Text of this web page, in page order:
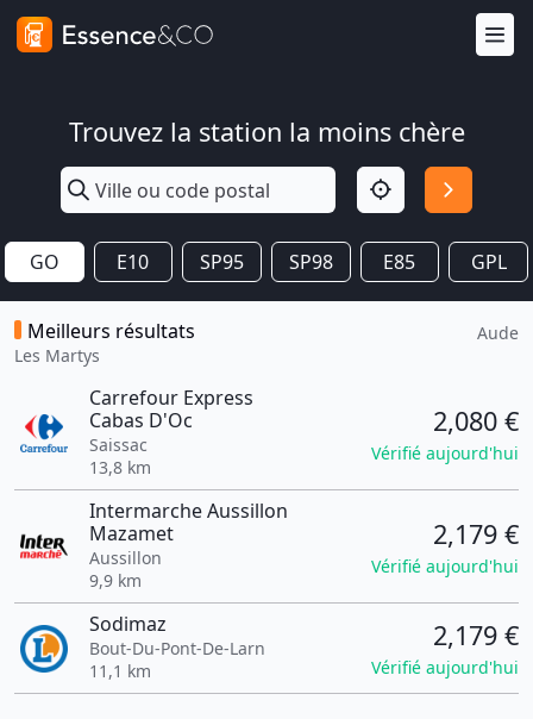
Trouvez la station la moins chère
GO E10 SP95 SP98 E85 GPL
Meilleurs résultats
Les Martys
Aude
Carrefour Express
Cabas D'Oc
Saissac
13,8 km
2,080 €
Vérifié aujourd'hui
Intermarche Aussillon
Mazamet
Aussillon
9,9 km
2,179 €
Vérifié aujourd'hui
Sodimaz
Bout-Du-Pont-De-Larn
11,1 km
2,179 €
Vérifié aujourd'hui